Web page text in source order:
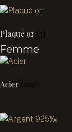
Plaqué or (5)
Femme
Acier (109)